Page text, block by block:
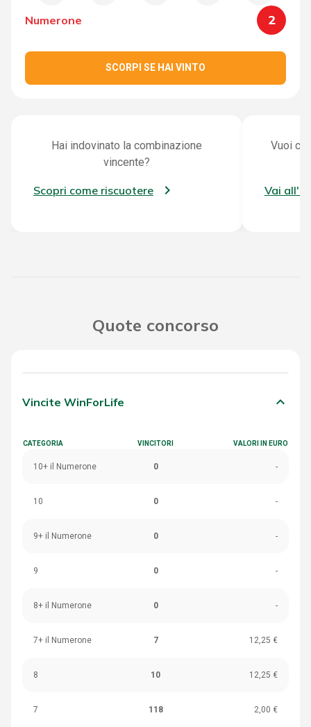
Numerone 2
SCORPI SE HAI VINTO
Hai indovinato la combinazione
vincente?
Scopri come riscuotere
Vuoi
Vai
Quote concorso
Vincite WinForLife keyboard_arrow_down
CATEGORIA VINCITORI VALORI IN EURO
10+ il Numerone 0 -
10 0 -
9+ il Numerone 0 -
9 0 -
8+ il Numerone 0 -
7+ il Numerone 7 12,25 €
8 10 12,25 €
7 118 2,00 €